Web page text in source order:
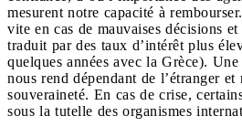
mesurent notre capacité à
vite en cas de mauvaises décisions
traduit par des taux d’intérêt plus
quelques années avec la Grèce).
nous rend dépendant de l’étranger et
souveraineté. En cas de crise,
sous la tutelle des organismes